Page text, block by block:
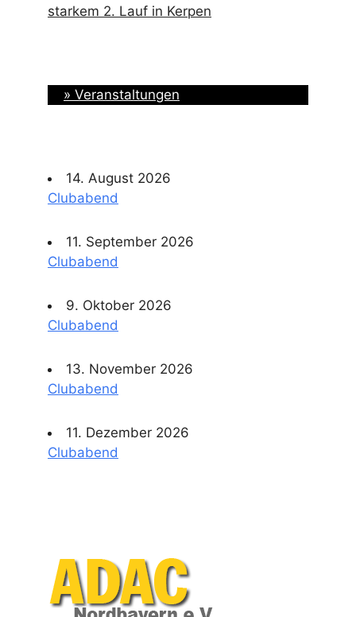
starkem 2. Lauf in Kerpen
» Veranstaltungen
14. August 2026
Clubabend
11. September 2026
Clubabend
9. Oktober 2026
Clubabend
13. November 2026
Clubabend
11. Dezember 2026
Clubabend